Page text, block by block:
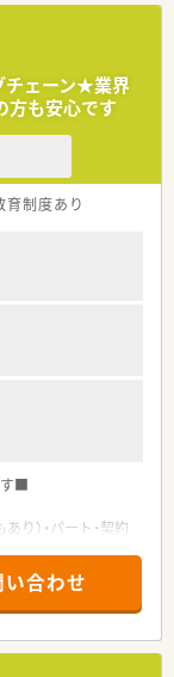
チェーン★業界
も安心です
育制度あり
す■
り）・パート・契約
い合わせ